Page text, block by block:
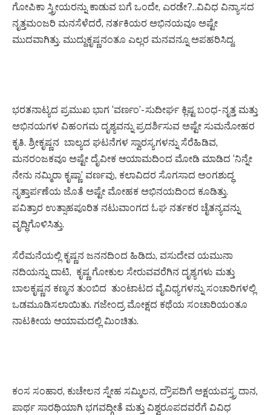
ಗೋಪಿಕಾ ಸ್ತ್ರೀಯರನ್ನು ಕಾಡುವ ಬಗೆ ಒಂದೇ, ಎರಡೇ?..ವಿವಿಧ ವಿನ್ಯಾಸದ
ನೃತ್ತಮಂಜರಿ ಮನಸೆಳೆದರೆ, ನರ್ತಕಿಯರ ಅಭಿನಯವೂ ಅಷ್ಟೇ
ಮುದವಾಗಿತ್ತು. ಮುದ್ದುಕೃಷ್ಣನಂತೂ ಎಲ್ಲರ ಮನವನ್ನೂ ಅಪಹರಿಸಿದ್ದ.
ಭರತನಾಟ್ಯದ ಪ್ರಮುಖ ಭಾಗ ‘ವರ್ಣಂ’- ಸುದೀರ್ಘ ಕ್ಲಿಷ್ಟ ಬಂಧ- ನೃತ್ತ ಮತ್ತು
ಅಭಿನಯಗಳ ವಿಹಂಗಮ ದೃಶ್ಯವನ್ನು ಪ್ರದರ್ಶಿಸುವ ಅಷ್ಟೇ ಸುಮನೋಹರ
ಕೃತಿ. ಶ್ರೀಕೃಷ್ಣನ ಬಾಲ್ಯದ ಘಟನೆಗಳ ಸ್ವಾರಸ್ಯಗಳನ್ನು ಸೆರೆಹಿಡಿವ,
ಮನರಂಜಕವೂ ಅಷ್ಟೇ ದೈವೀಕ ಆಯಾಮದಿಂದ ಮೋಡಿ ಮಾಡಿದ ‘ನಿನ್ನೇ
ನೇನು ನಮ್ಮಿರಾ ಕೃಷ್ಣಾ’ ವರ್ಣವು, ಕಲಾವಿದರ ಸೊಗಸಾದ ಅಂಗಶುದ್ಧ
ನೃತ್ತಾರ್ಪಣೆಯ ಜೊತೆ ಅಷ್ಟೇ ಮೋಹಕ ಅಭಿನಯದಿಂದ ಕೂಡಿತ್ತು.
ಪವಿತ್ರಾರ ಉತ್ಸಾಹಪೂರಿತ ನಟುವಾಂಗದ ಓಘ ನರ್ತಕರ ಚೈತನ್ಯವನ್ನು
ವೃದ್ಧಿಗೊಳಿಸಿತ್ತು.
ಸೆರೆಮನೆಯಲ್ಲಿ ಕೃಷ್ಣನ ಜನನದಿಂದ ಹಿಡಿದು, ವಸುದೇವ ಯಮುನಾ
ನದಿಯನ್ನು ದಾಟಿ, ಕೃಷ್ಣ ಗೋಕುಲ ಸೇರುವವರೆಗಿನ ದೃಶ್ಯಗಳು ಮತ್ತು
ಬಾಲಕೃಷ್ಣನ ಕಣ್ಮನ ತುಂಬಿದ ತುಂಟಾಟದ ವೈವಿಧ್ಯಗಳನ್ನು ಸಂಚಾರಿಗಳಲ್ಲಿ
ಒಡಮೂಡಿಸಲಾಯಿತು. ಗಜೇಂದ್ರ ಮೋಕ್ಷದ ಕಥೆಯ ಸಂಚಾರಿಯಂತೂ
ನಾಟಕೀಯ ಆಯಾಮದಲ್ಲಿ ಮಿಂಚಿತು.
ಕಂಸ ಸಂಹಾರ, ಕುಚೇಲನ ಸ್ನೇಹ ಸಮ್ಮಿಲನ, ದ್ರೌಪದಿಗೆ ಅಕ್ಷಯವಸ್ತ್ರ ದಾನ,
ಪಾರ್ಥ ಸಾರಥಿಯಾಗಿ ಭಗವದ್ಗೀತೆ ಮತ್ತು ವಿಶ್ವರೂಪದವರೆಗೆ ವಿವಿಧ